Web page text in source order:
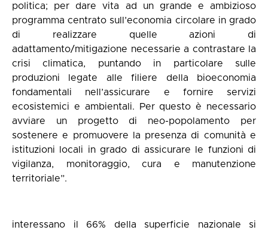
politica; per dare vita ad un grande e ambizioso
programma centrato sull’economia circolare in grado
di realizzare quelle azioni di
adattamento/mitigazione necessarie a contrastare la
crisi climatica, puntando in particolare sulle
produzioni legate alle filiere della bioeconomia
fondamentali nell’assicurare e fornire servizi
ecosistemici e ambientali. Per questo è necessario
avviare un progetto di neo-popolamento per
sostenere e promuovere la presenza di comunità e
istituzioni locali in grado di assicurare le funzioni di
vigilanza, monitoraggio, cura e manutenzione
territoriale”.
interessano il 66% della superficie nazionale si